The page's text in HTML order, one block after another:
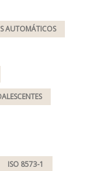
AUTOMÁTICOS
ISO 8573-1